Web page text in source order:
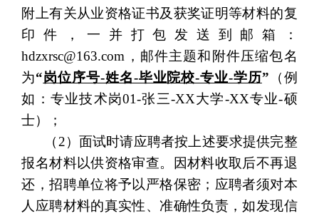
附上有关从业资格证书及获奖证明等材料的复
印件，一并打包发送到邮箱：
hdzxrsc@163.com，邮件主题和附件压缩包名
为“岗位序号-姓名-毕业院校-专业-学历” （例
如： 专业技术岗01-张三-XX大学-XX专业-硕
士）；
（ 2）面试时请应聘者按上述要求提供完整
报名材料以供资格审查。因材料收取后不再退
还，招聘单位将予以严格保密；应聘者须对本
人应聘材料的真实性、准确性负责，如发现信